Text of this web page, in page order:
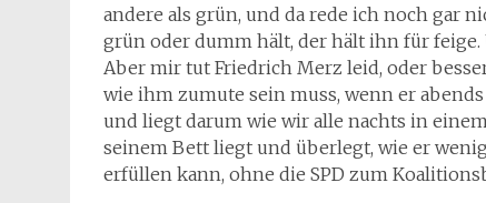
andere als grün, und da rede ich noch gar
grün oder dumm hält, der hält ihn für
Aber mir tut Friedrich Merz leid, oder
wie ihm zumute sein muss, wenn er
und liegt darum wie wir alle nachts in
seinem Bett liegt und überlegt, wie er
erfüllen kann, ohne die SPD zum